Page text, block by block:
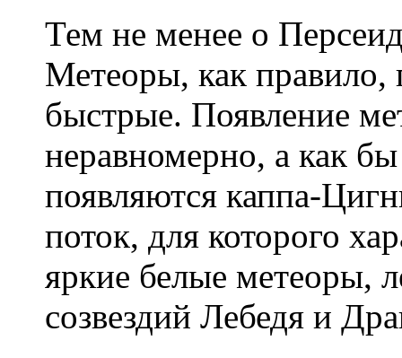
Тем не менее о
Метеоры, как правило,
быстрые. Появление
неравномерно, а как
появляются каппа-
поток, для которого
яркие белые метеоры,
созвездий Лебедя и